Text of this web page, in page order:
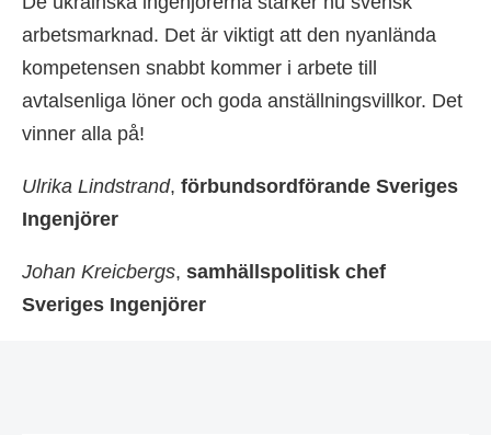
arbetsmarknad. Det är viktigt att den nyanlända
kompetensen snabbt kommer i arbete till
avtalsenliga löner och goda anställningsvillkor. Det
vinner alla på!
Ulrika Lindstrand, förbundsordförande Sveriges
Ingenjörer
Johan Kreicbergs, samhällspolitisk chef
Sveriges Ingenjörer